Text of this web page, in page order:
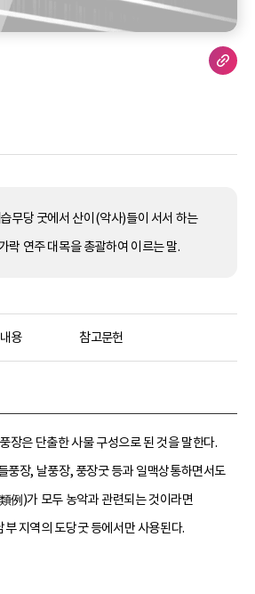
무당 굿에서 산이(악사)들이 서서 하는
락 연주 대목을 총괄하여 이르는 말.
내용 참고문헌
장은 단출한 사물 구성으로 된 것을 말한다.
풍장, 날풍장, 풍장굿 등과 일맥상통하면서도
例)가 모두 농악과 관련되는 것이라면
지역의 도당굿 등에서만 사용된다.